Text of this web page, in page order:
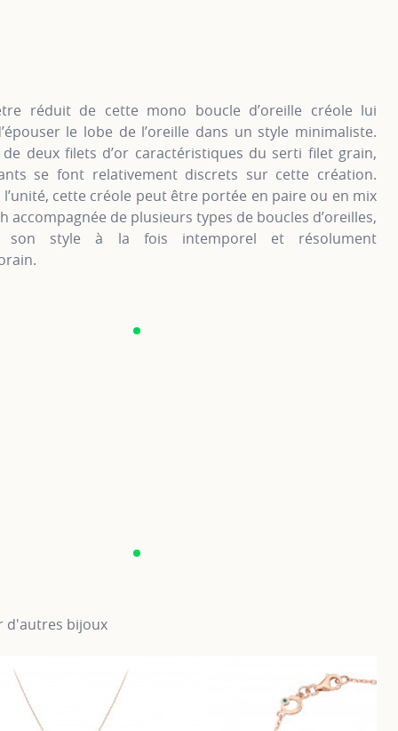
réduit de cette mono boucle d’oreille créole lui
le lobe de l’oreille dans un style minimaliste.
de deux filets d’or caractéristiques du serti filet grain,
se font relativement discrets sur cette création.
l’unité, cette créole peut être portée en paire ou en mix
accompagnée de plusieurs types de boucles d’oreilles,
son style à la fois intemporel et résolument
d'autres bijoux